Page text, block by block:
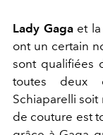
Lady Gagaet la
ont un certain
sont qualifiées
toutes deux
Schiaparelli soit
de couture est